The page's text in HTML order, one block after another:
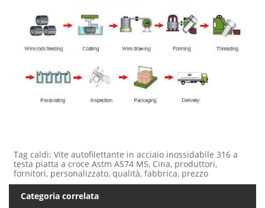
Tag caldi: Vite autofilettante in acciaio inossidabile 316 a
testa piatta a croce Astm A574 M5, Cina, produttori,
fornitori, personalizzato, qualità, fabbrica, prezzo
Categoria correlata